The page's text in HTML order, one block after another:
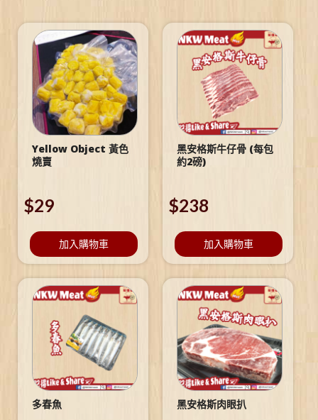
Yellow Object 黃色
燒賣
$29
加入購物車
黑安格斯牛仔骨 (每包
約2磅)
$238
加入購物車
多春魚 黑安格斯肉眼扒